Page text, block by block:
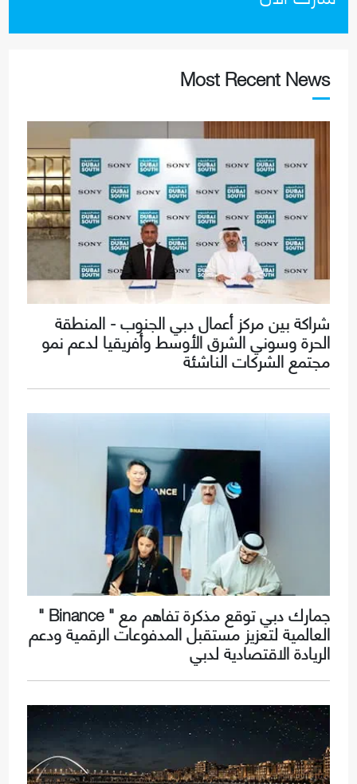
Most Recent News
شراكة بين مركز أعمال دبي الجنوب - المنطقة
الحرة وسوني الشرق الأوسط وأفريقيا لدعم نمو
مجتمع الشركات الناشئة
جمارك دبي توقع مذكرة تفاهم مع " Binance "
العالمية لتعزيز مستقبل المدفوعات الرقمية ودعم
الريادة الاقتصادية لدبي